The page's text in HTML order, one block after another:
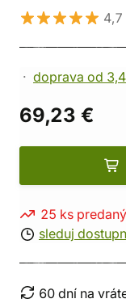
4,7
doprava od
69,23 €
25 ks
sleduj
60 dní na